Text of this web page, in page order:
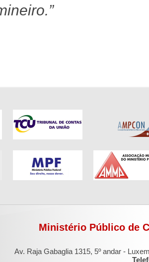
Ministério Público de
Av. Raja Gabaglia 1315, 5º andar -